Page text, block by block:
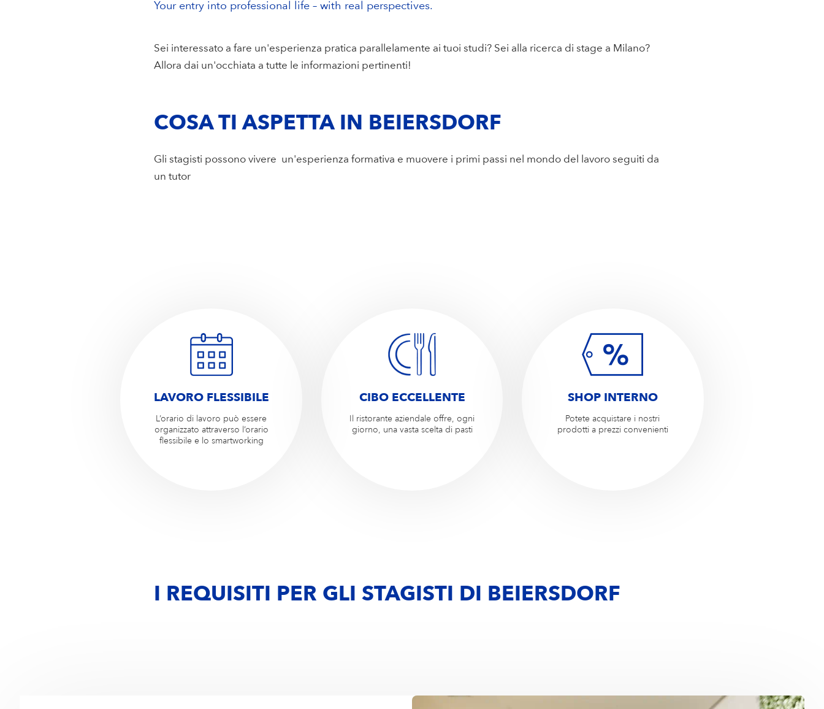
Your entry into professional life – with real perspectives.
Sei interessato a fare un'esperienza pratica parallelamente ai tuoi studi? Sei alla ricerca di stage a Milano?
Allora dai un'occhiata a tutte le informazioni pertinenti!
COSA TI ASPETTA IN BEIERSDORF
Gli stagisti possono vivere un'esperienza formativa e muovere i primi passi nel mondo del lavoro seguiti da
un tutor
LAVORO FLESSIBILE
L’orario di lavoro può essere
organizzato attraverso l’orario
flessibile e lo smartworking
CIBO ECCELLENTE
Il ristorante aziendale offre, ogni
giorno, una vasta scelta di pasti
SHOP INTERNO
Potete acquistare i nostri
prodotti a prezzi convenienti
I REQUISITI PER GLI STAGISTI DI BEIERSDORF